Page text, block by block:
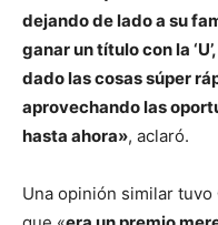
dejando de lado a su
ganar un título con la
dado las cosas súper
aprovechando las
hasta ahora», aclaró.
Una opinión similar tuvo